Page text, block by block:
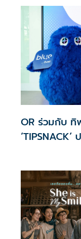
ญ่าค่อย ๆ กลายมาเ
ไม่ใช่แค่แสงสว่าง แ
OR ร่วมกับ ทิ